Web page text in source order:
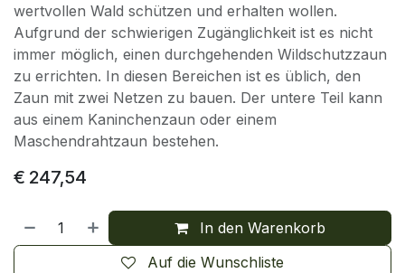
wertvollen Wald schützen und erhalten wollen.
Aufgrund der schwierigen Zugänglichkeit ist es nicht
immer möglich, einen durchgehenden Wildschutzzaun
zu errichten. In diesen Bereichen ist es üblich, den
Zaun mit zwei Netzen zu bauen. Der untere Teil kann
aus einem Kaninchenzaun oder einem
Maschendrahtzaun bestehen.
€ 247,54
In den Warenkorb
Auf die Wunschliste